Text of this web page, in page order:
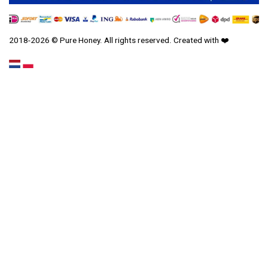
2018-2026 © Pure Honey. All rights reserved. Created with ❤️